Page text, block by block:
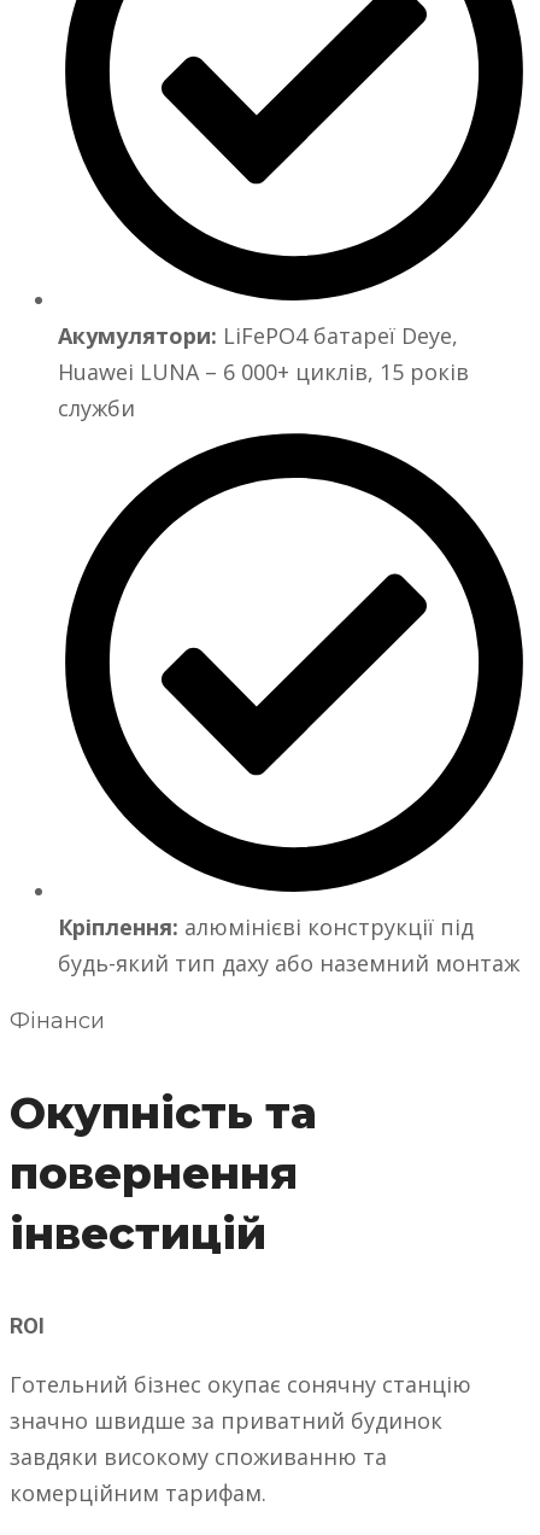
Акумулятори: LiFePO4 батареї Deye,
Huawei LUNA – 6 000+ циклів, 15 років
служби
Кріплення: алюмінієві конструкції під
будь-який тип даху або наземний монтаж
Фінанси
Окупність та
повернення
інвестицій
ROI
Готельний бізнес окупає сонячну станцію
значно швидше за приватний будинок
завдяки високому споживанню та
комерційним тарифам.